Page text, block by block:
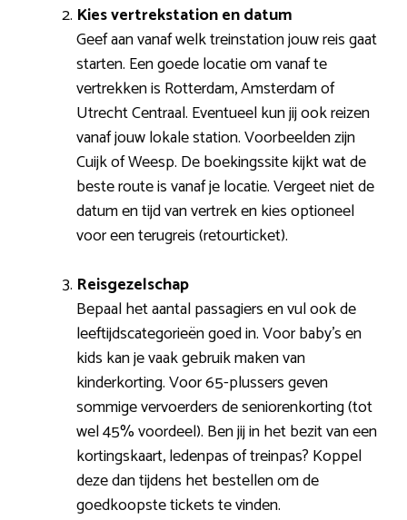
Kies vertrekstation en datum
Geef aan vanaf welk treinstation jouw reis gaat
starten. Een goede locatie om vanaf te
vertrekken is Rotterdam, Amsterdam of
Utrecht Centraal. Eventueel kun jij ook reizen
vanaf jouw lokale station. Voorbeelden zijn
Cuijk of Weesp. De boekingssite kijkt wat de
beste route is vanaf je locatie. Vergeet niet de
datum en tijd van vertrek en kies optioneel
voor een terugreis (retourticket).
Reisgezelschap
Bepaal het aantal passagiers en vul ook de
leeftijdscategorieën goed in. Voor baby’s en
kids kan je vaak gebruik maken van
kinderkorting. Voor 65-plussers geven
sommige vervoerders de seniorenkorting (tot
wel 45% voordeel). Ben jij in het bezit van een
kortingskaart, ledenpas of treinpas? Koppel
deze dan tijdens het bestellen om de
goedkoopste tickets te vinden.